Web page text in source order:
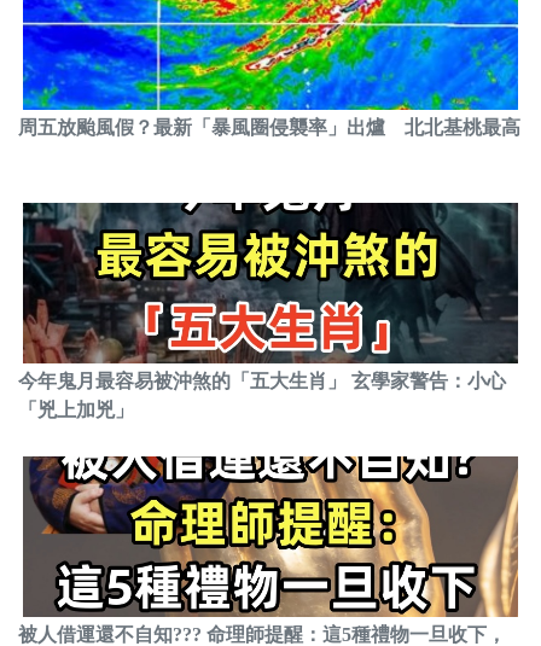
周五放颱風假？最新「暴風圈侵襲率」出爐 北北基桃最高
今年鬼月最容易被沖煞的「五大生肖」 玄學家警告：小心
「兇上加兇」
被人借運還不自知??? 命理師提醒：這5種禮物一旦收下，